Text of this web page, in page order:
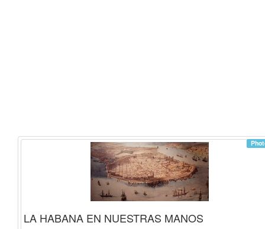
LA HABANA EN NUESTRAS MANOS